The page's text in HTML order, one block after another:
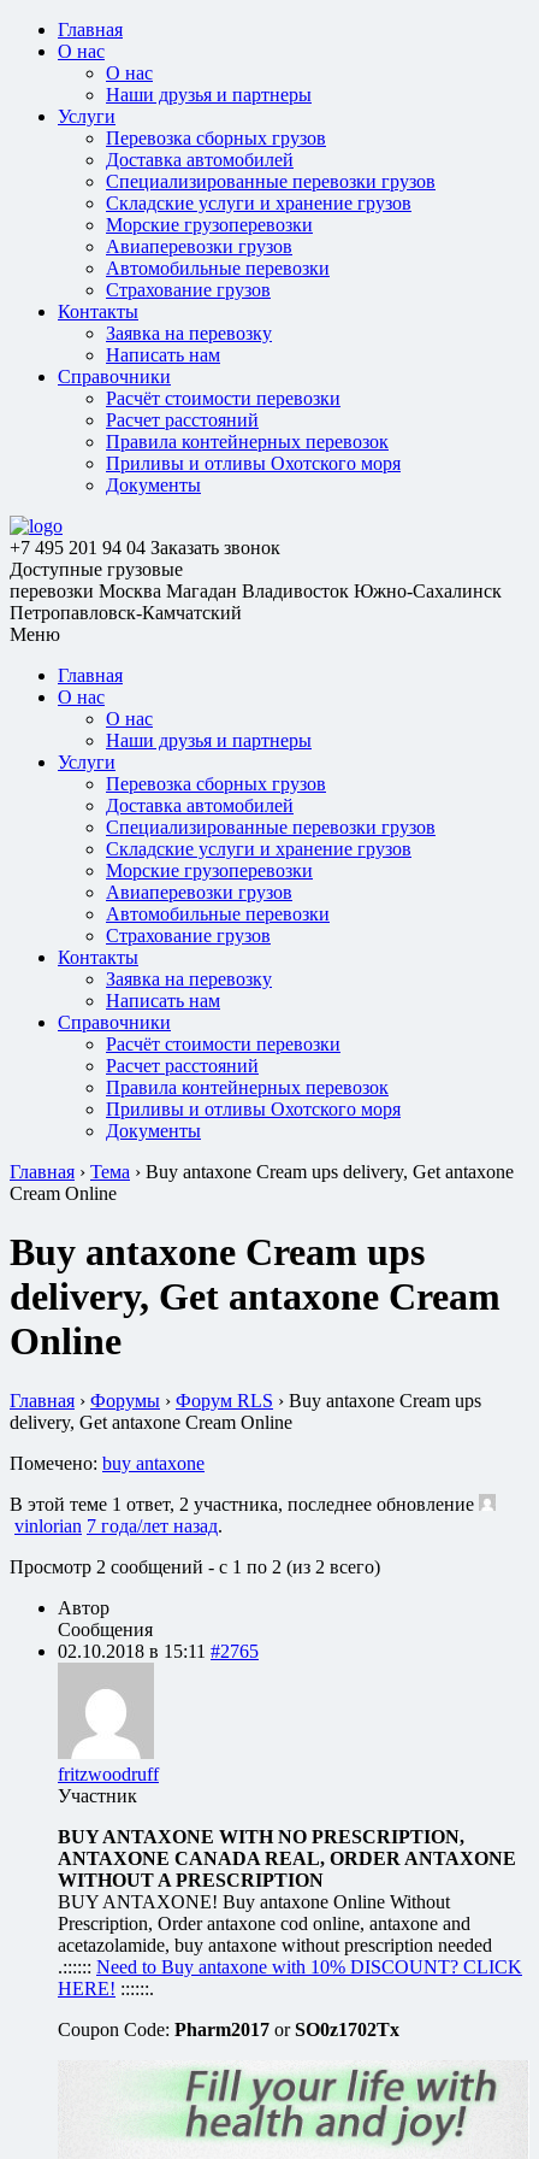
Главная
О нас
О нас
Наши друзья и партнеры
Услуги
Перевозка сборных грузов
Доставка автомобилей
Специализированные перевозки грузов
Складские услуги и хранение грузов
Морские грузоперевозки
Авиаперевозки грузов
Автомобильные перевозки
Страхование грузов
Контакты
Заявка на перевозку
Написать нам
Справочники
Расчёт стоимости перевозки
Расчет расстояний
Правила контейнерных перевозок
Приливы и отливы Охотского моря
Документы
+7 495 201 94 04 Заказать звонок
Доступные грузовые
перевозки Москва Магадан Владивосток Южно-Сахалинск
Петропавловск-Камчатский
Меню
Главная
О нас
О нас
Наши друзья и партнеры
Услуги
Перевозка сборных грузов
Доставка автомобилей
Специализированные перевозки грузов
Складские услуги и хранение грузов
Морские грузоперевозки
Авиаперевозки грузов
Автомобильные перевозки
Страхование грузов
Контакты
Заявка на перевозку
Написать нам
Справочники
Расчёт стоимости перевозки
Расчет расстояний
Правила контейнерных перевозок
Приливы и отливы Охотского моря
Документы
Главная › Тема › Buy antaxone Cream ups delivery, Get antaxone
Cream Online
Buy antaxone Cream ups
delivery, Get antaxone Cream
Online
Главная › Форумы › Форум RLS › Buy antaxone Cream ups
delivery, Get antaxone Cream Online
Помечено: buy antaxone
В этой теме 1 ответ, 2 участника, последнее обновление
vinlorian 7 года/лет назад.
Просмотр 2 сообщений - с 1 по 2 (из 2 всего)
Автор
Сообщения
02.10.2018 в 15:11 #2765
fritzwoodruff
Участник
BUY ANTAXONE WITH NO PRESCRIPTION,
ANTAXONE CANADA REAL, ORDER ANTAXONE
WITHOUT A PRESCRIPTION
BUY ANTAXONE! Buy antaxone Online Without
Prescription, Order antaxone cod online, antaxone and
acetazolamide, buy antaxone without prescription needed
.:::::: Need to Buy antaxone with 10% DISCOUNT? CLICK
HERE! ::::::.
Coupon Code: Pharm2017 orSO0z1702Tx